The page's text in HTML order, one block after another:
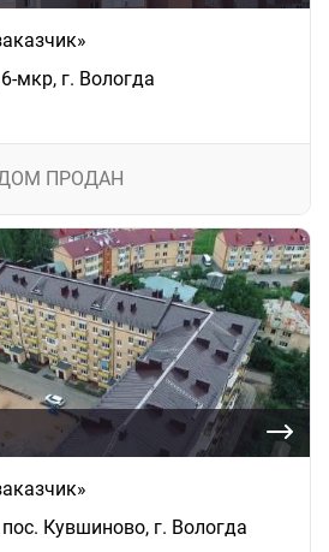
мкр, г. Вологда
ПРОДАН
Кувшиново, г. Вологда